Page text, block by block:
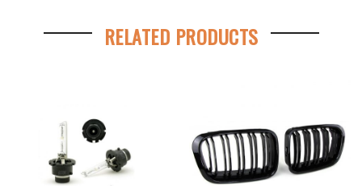
RELATED PRODUCTS